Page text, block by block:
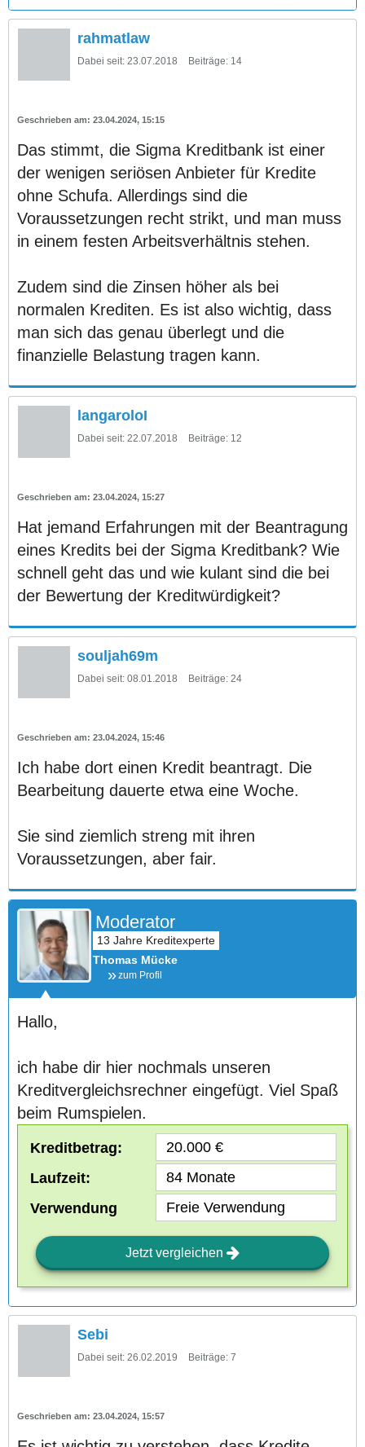
rahmatlaw
Dabei seit: 23.07.2018 Beiträge: 14
23.04.2024, 15:15
Das stimmt, die Sigma Kreditbank ist einer
der wenigen seriösen Anbieter für Kredite
ohne Schufa. Allerdings sind die
Voraussetzungen recht strikt, und man muss
in einem festen Arbeitsverhältnis stehen.
Zudem sind die Zinsen höher als bei
normalen Krediten. Es ist also wichtig, dass
man sich das genau überlegt und die
finanzielle Belastung tragen kann.
langaroloI
Dabei seit: 22.07.2018 Beiträge: 12
23.04.2024, 15:27
Hat jemand Erfahrungen mit der Beantragung
eines Kredits bei der Sigma Kreditbank? Wie
schnell geht das und wie kulant sind die bei
der Bewertung der Kreditwürdigkeit?
souljah69m
Dabei seit: 08.01.2018 Beiträge: 24
23.04.2024, 15:46
Ich habe dort einen Kredit beantragt. Die
Bearbeitung dauerte etwa eine Woche.
Sie sind ziemlich streng mit ihren
Voraussetzungen, aber fair.
Moderator
Thomas Mücke
zum Profil
Hallo,
ich habe dir hier nochmals unseren
Kreditvergleichsrechner eingefügt. Viel Spaß
beim Rumspielen.
Kreditbetrag:
Laufzeit:
Verwendung
Jetzt vergleichen
Sebi
Dabei seit: 26.02.2019 Beiträge: 7
23.04.2024, 15:57